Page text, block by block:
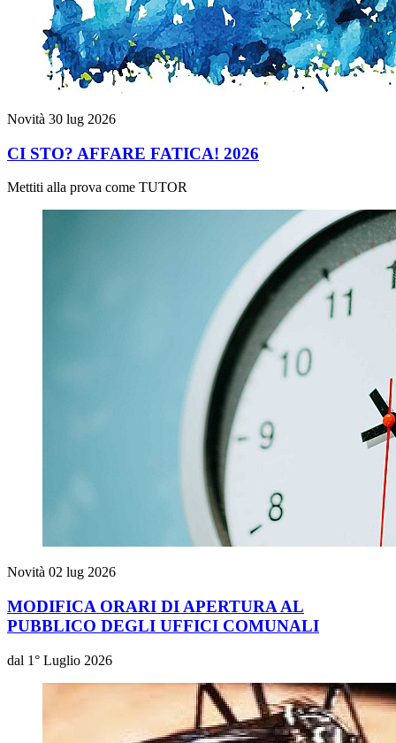
Novità 30 lug 2026
CI STO? AFFARE FATICA! 2026
Mettiti alla prova come TUTOR
Novità 02 lug 2026
MODIFICA ORARI DI APERTURA AL
PUBBLICO DEGLI UFFICI COMUNALI
dal 1° Luglio 2026